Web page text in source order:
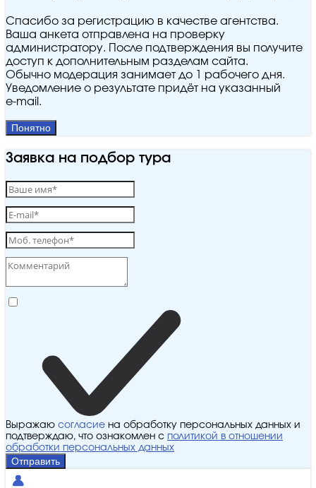
Спасибо за регистрацию в качестве агентства.
Ваша анкета отправлена на проверку
администратору. После подтверждения вы получите
доступ к дополнительным разделам сайта.
Обычно модерация занимает до 1 рабочего дня.
Уведомление о результате придёт на указанный
e‑mail.
Понятно
Заявка на подбор тура
Выражаю согласие на обработку персональных данных и
подтверждаю, что ознакомлен с политикой в отношении
обработки персональных данных
Отправить